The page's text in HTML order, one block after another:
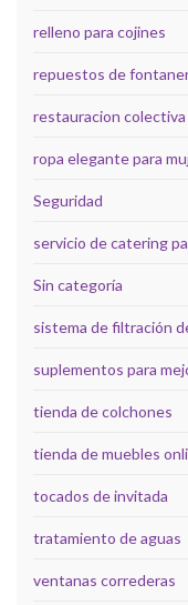
relleno para cojines
repuestos de
restauracion colectiva
ropa elegante para
Seguridad
servicio de catering
Sin categoría
sistema de filtración
suplementos para
tienda de colchones
tienda de muebles
tocados de invitada
tratamiento de aguas
ventanas correderas